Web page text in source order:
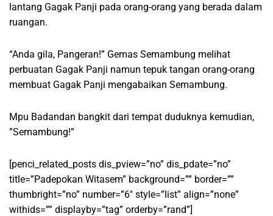
lantang Gagak Panji pada orang-orang yang berada dalam
ruangan.
“Anda gila, Pangeran!” Gemas Semambung melihat
perbuatan Gagak Panji namun tepuk tangan orang-orang
membuat Gagak Panji mengabaikan Semambung.
Mpu Badandan bangkit dari tempat duduknya kemudian,
”Semambung!”
[penci_related_posts dis_pview=”no” dis_pdate=”no”
title=”Padepokan Witasem” background=”” border=””
thumbright=”no” number=”6″ style=”list” align=”none”
withids=”” displayby=”tag” orderby=”rand”]